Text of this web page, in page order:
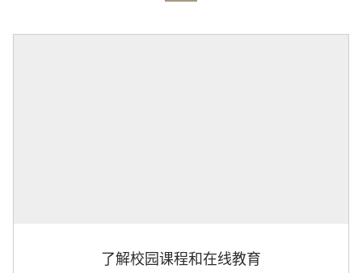
了解校园课程和在线教育